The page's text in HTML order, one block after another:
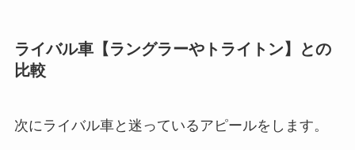
ライバル車【ラングラーやトライトン】との
比較
次にライバル車と迷っているアピールをします。